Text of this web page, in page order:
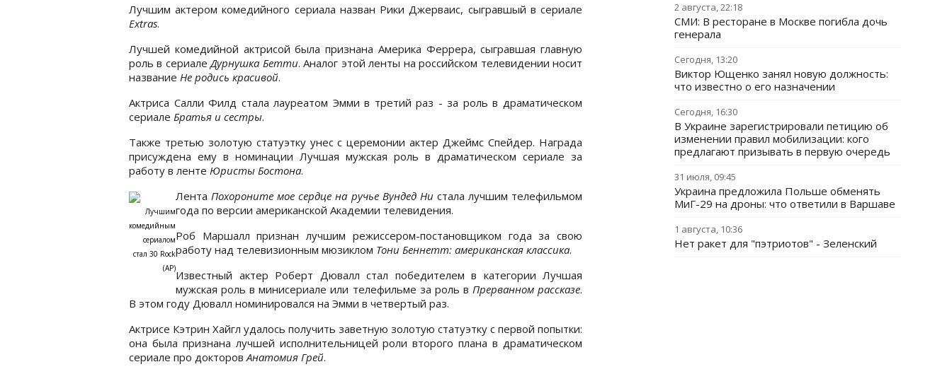
Лучшим актером комедийного сериала назван Рики Джерваис, сыгравшый в сериале
Extras.
Лучшей комедийной актрисой была признана Америка Феррера, сыгравшая главную
роль в сериалеДурнушка Бетти. Аналог этой ленты на российском телевидении носит
название Не родись красивой.
Актриса Салли Филд стала лауреатом Эмми в третий раз - за роль в драматическом
сериале Братья и сестры.
Также третью золотую статуэтку унес с церемонии актер Джеймс Спейдер. Награда
присуждена ему в номинации Лучшая мужская роль в драматическом сериале за
работу в ленте Юристы Бостона.
Лучшим
комедийным
сериалом
стал 30 Rock
(АР)
Лента Похороните мое сердце на ручье Вундед Ни стала лучшим телефильмом
года по версии американской Академии телевидения.
Роб Маршалл признан лучшим режиссером-постановщиком года за свою
работу над телевизионным мюзиклом Тони Беннетт: американская классика.
Известный актер Роберт Дювалл стал победителем в категории Лучшая
мужская роль в минисериале или телефильме за роль в Прерванном рассказе.
В этом году Дювалл номинировался на Эмми в четвертый раз.
Актрисе Кэтрин Хайгл удалось получить заветную золотую статуэтку с первой попытки:
она была признана лучшей исполнительницей роли второго плана в драматическом
сериале про докторов Анатомия Грей.
2 августа, 22:18
СМИ: В ресторане в Москве погибла дочь
генерала
Сегодня, 13:20
Виктор Ющенко занял новую должность:
что известно о его назначении
Сегодня, 16:30
В Украине зарегистрировали петицию об
изменении правил мобилизации: кого
предлагают призывать в первую очередь
31 июля, 09:45
Украина предложила Польше обменять
МиГ-29 на дроны: что ответили в Варшаве
1 августа, 10:36
Нет ракет для "пэтриотов" - Зеленский